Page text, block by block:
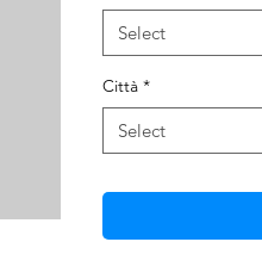
Select
Città *
Select